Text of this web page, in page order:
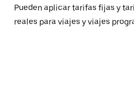
Pueden aplicar tarifas fijas y
reales para viajes y viajes